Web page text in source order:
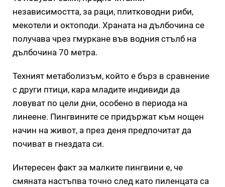
независимостта, за раци, плитководни риби,
мекотели и октоподи. Храната на дълбочина се
получава чрез гмуркане във водния стълб на
дълбочина 70 метра.
Техният метаболизъм, който е бърз в сравнение
с други птици, кара младите индивиди да
ловуват по цели дни, особено в периода на
линеене. Пингвините се придържат към нощен
начин на живот, а през деня предпочитат да
почиват в гнездата си.
Интересен факт за малките пингвини е, че
смяната настъпва точно след като пиленцата са